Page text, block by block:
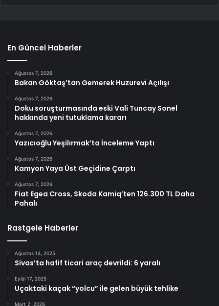
En Güncel Haberler
Ağustos 7, 2026
Bakan Göktaş’tan Gemerek Huzurevi Açılışı
Ağustos 7, 2026
Doku soruşturmasında eski Vali Tuncay Sonel
hakkında yeni tutuklama kararı
Ağustos 7, 2026
Yazıcıoğlu Yeşilırmak’ta İnceleme Yaptı
Ağustos 7, 2026
Kamyon Yaya Üst Geçidine Çarptı
Ağustos 7, 2026
Fiat Egea Cross, Skoda Kamiq’ten 126.300 TL Daha
Pahalı
Rastgele Haberler
Ağustos 14, 2025
Sivas’ta hafif ticari araç devrildi: 6 yaralı
Eylül 17, 2025
Uçaktaki kaçak “yolcu” ile gelen büyük tehlike
Mart 2, 2026